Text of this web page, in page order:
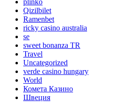
Qizilbilet
Ramenbet
ricky casino australia
se
sweet bonanza TR
Travel
Uncategorized
verde casino hungary
World
Комета Казино
Швеция